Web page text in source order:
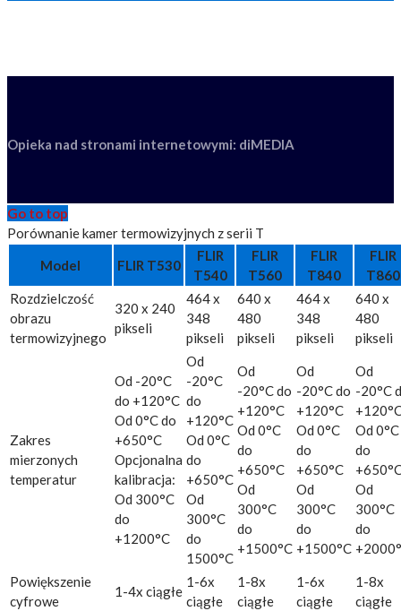
Opieka nad stronami internetowymi: diMEDIA
Go to top
Porównanie kamer termowizyjnych z serii T
Model
FLIR T530
FLIR
T540
FLIR
T560
FLIR
T840
FLIR
T860
Rozdzielczość
obrazu
termowizyjnego
320 x 240
pikseli
464 x
348
pikseli
640 x
480
pikseli
464 x
348
pikseli
640 x
480
pikseli
Zakres
mierzonych
temperatur
Od -20°C
do +120°C
Od 0°C do
+650°C
Opcjonalna
kalibracja:
Od 300°C
do
+1200°C
Od
-20°C
do
+120°C
Od 0°C
do
+650°C
Od
300°C
do
1500°C
Od
-20°C do
+120°C
Od 0°C
do
+650°C
Od
300°C
do
+1500°C
Od
-20°C do
+120°C
Od 0°C
do
+650°C
Od
300°C
do
+1500°C
Od
-20°C
Od 0°C
do
Od
300°C
do
Powiększenie
cyfrowe
1-4x ciągłe
1-6x
ciągłe
1-8x
ciągłe
1-6x
ciągłe
1-8x
ciągłe